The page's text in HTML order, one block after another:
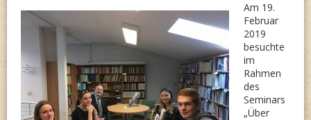
Am 19.
Februar
2019
besuchte
im
Rahmen
des
Seminars
„Über